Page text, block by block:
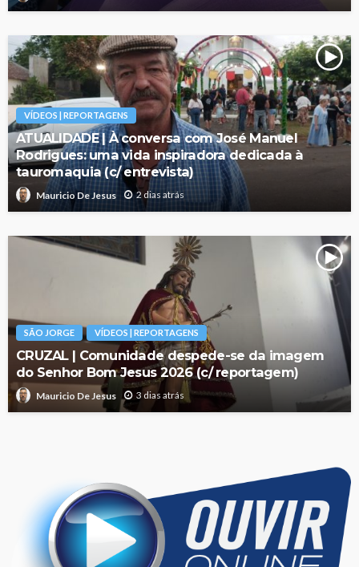
VÍDEOS | REPORTAGENS
ATUALIDADE | À conversa com José Manuel
Rodrigues: uma vida inspiradora dedicada à
tauromaquia (c/ entrevista)
Mauricio De Jesus 2 dias atrás
SÃO JORGE VÍDEOS | REPORTAGENS
CRUZAL | Comunidade despede-se da imagem
do Senhor Bom Jesus 2026 (c/ reportagem)
Mauricio De Jesus 3 dias atrás